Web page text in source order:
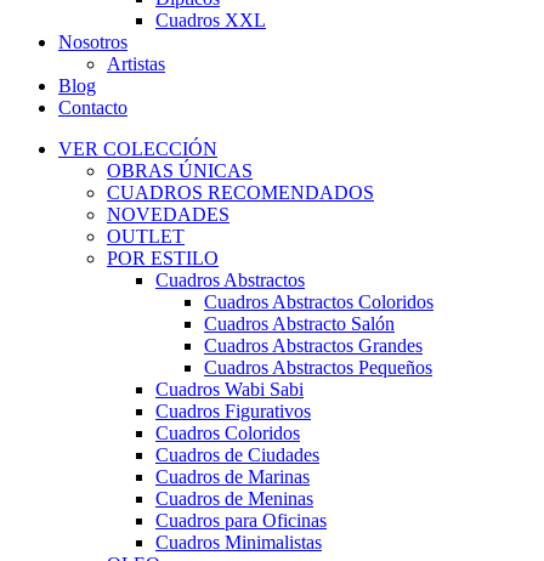
Cuadros XXL
Nosotros
Artistas
Blog
Contacto
VER COLECCIÓN
OBRAS ÚNICAS
CUADROS RECOMENDADOS
NOVEDADES
OUTLET
POR ESTILO
Cuadros Abstractos
Cuadros Abstractos Coloridos
Cuadros Abstracto Salón
Cuadros Abstractos Grandes
Cuadros Abstractos Pequeños
Cuadros Wabi Sabi
Cuadros Figurativos
Cuadros Coloridos
Cuadros de Ciudades
Cuadros de Marinas
Cuadros de Meninas
Cuadros para Oficinas
Cuadros Minimalistas